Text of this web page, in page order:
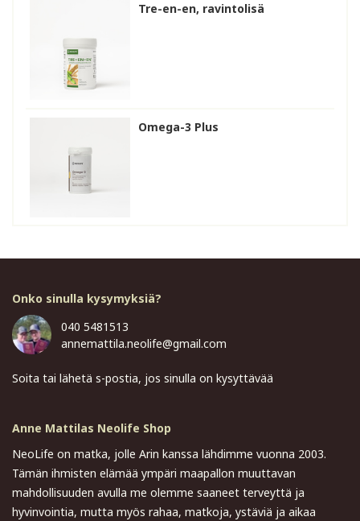
Tre-en-en, ravintolisä
Omega-3 Plus
Onko sinulla kysymyksiä?
040 5481513
annemattila.neolife@gmail.com
Soita tai lähetä s-postia, jos sinulla on kysyttävää
Anne Mattilas Neolife Shop
NeoLife on matka, jolle Arin kanssa lähdimme vuonna 2003.
Tämän ihmisten elämää ympäri maapallon muuttavan
mahdollisuuden avulla me olemme saaneet terveyttä ja
hyvinvointia, mutta myös rahaa, matkoja, ystäviä ja aikaa